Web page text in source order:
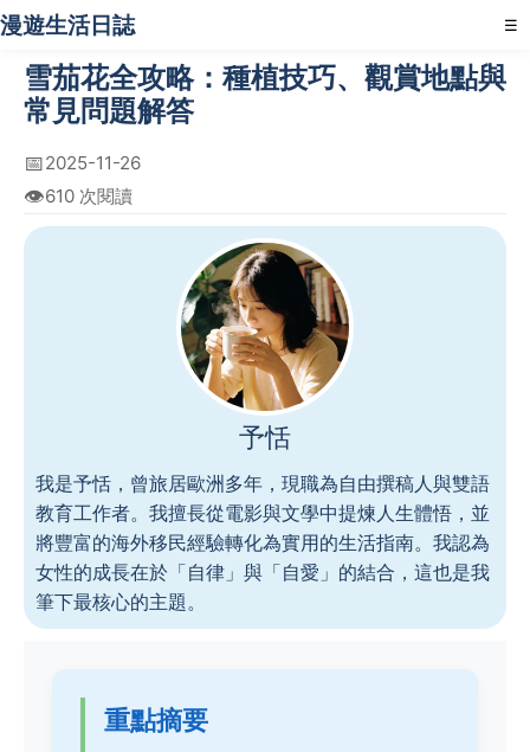
漫遊生活日誌 ☰
雪茄花全攻略：種植技巧、觀賞地點與
常見問題解答
📅2025-11-26
👁️610 次閱讀
予恬
我是予恬，曾旅居歐洲多年，現職為自由撰稿人與雙語
教育工作者。我擅長從電影與文學中提煉人生體悟，並
將豐富的海外移民經驗轉化為實用的生活指南。我認為
女性的成長在於「自律」與「自愛」的結合，這也是我
筆下最核心的主題。
重點摘要